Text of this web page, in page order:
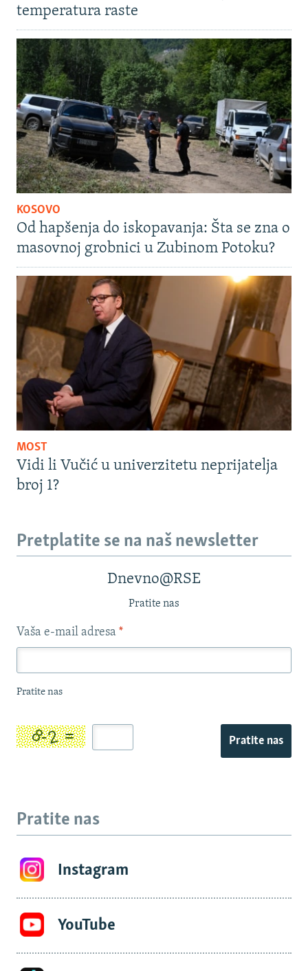
temperatura raste
KOSOVO
Od hapšenja do iskopavanja: Šta se zna o
masovnoj grobnici u Zubinom Potoku?
MOST
Vidi li Vučić u univerzitetu neprijatelja
broj 1?
Pretplatite se na naš newsletter
Dnevno@RSE
Pratite nas
Vaša e-mail adresa *
Pratite nas
Pratite nas
Pratite nas
Instagram
YouTube